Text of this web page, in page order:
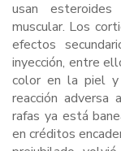
usan
muscular. Los
efectos
inyección, entre
color en la piel y
reacción adversa
rafas ya está
en créditos